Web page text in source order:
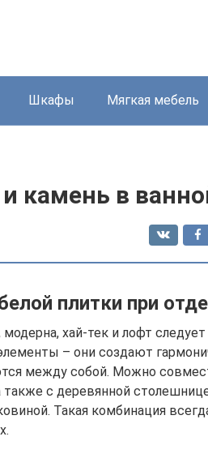
Шкафы Мягкая мебель
камень в
плитки при
хай-тек и лофт
– они создают
между собой. Можно
также с деревянной
Такая комбинация